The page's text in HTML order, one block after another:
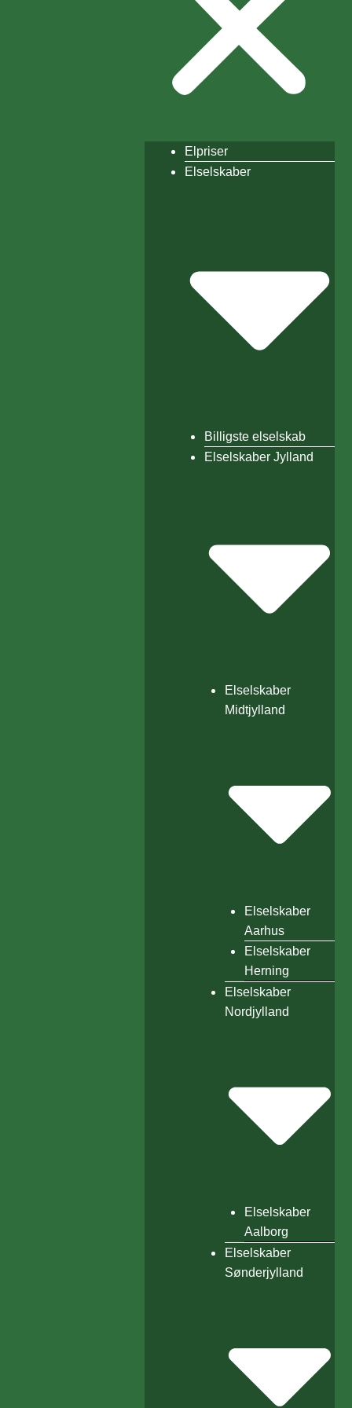
Elpriser
Elselskaber
Billigste elselskab
Elselskaber Jylland
Elselskaber
Midtjylland
Elselskaber
Aarhus
Elselskaber
Herning
Elselskaber
Nordjylland
Elselskaber
Aalborg
Elselskaber
Sønderjylland